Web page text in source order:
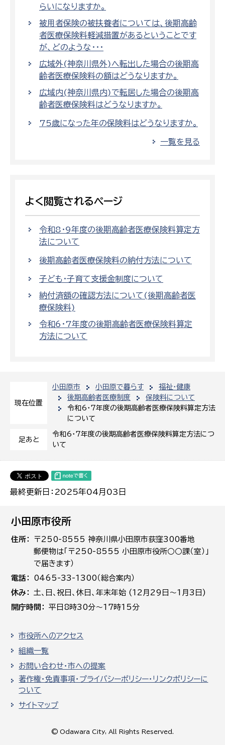
現在位置
小田原市 小田原で暮らす
福祉・健康
後期高齢者医療制度
保険料について
令和6・7年度の後期高齢者医療保険料算定方法
について
足あと
令和6・7年度の後期高齢者医療保険料算定方法につ
いて
最終更新日：2025年04月03日
らいになりますか。
被用者保険の被扶養者については、後期高齢
者医療保険料軽減措置があるということです
が、どのような・・・
広域外(神奈川県外)へ転出した場合の後期高
齢者医療保険料の額はどうなりますか。
広域内(神奈川県内)で転居した場合の後期高
齢者医療保険料はどうなりますか。
75歳になった年の保険料はどうなりますか。
一覧を見る
よく閲覧されるページ
令和8・9年度の後期高齢者医療保険料算定方
法について
後期高齢者医療保険料の納付方法について
子ども・子育て支援金制度について
納付済額の確認方法について(後期高齢者医
療保険料)
令和6・7年度の後期高齢者医療保険料算定
方法について
小田原市役所
住所
〒250-8555 神奈川県小田原市荻窪300番地
郵便物は「〒250-8555 小田原市役所○○課（室）」
で届きます）
電話
0465-33-1300（総合案内）
休み
土､日､祝日、休日、年末年始 (12月29日～1月3日)
開庁時間
平日8時30分～17時15分
市役所へのアクセス
組織一覧
お問い合わせ・市への提案
著作権・免責事項・プライバシーポリシー・リンクポリシーに
ついて
サイトマップ
© Odawara City, All Rights Reserved.